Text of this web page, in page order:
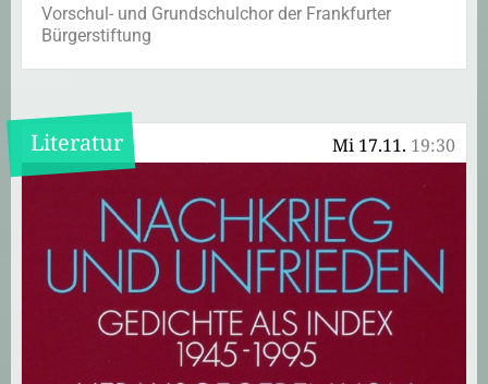
Vorschul- und Grundschulchor der Frankfurter
Bürgerstiftung
Mi 17.11. 19:30
Literatur